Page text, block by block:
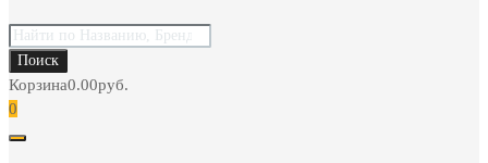
Поиск
товаров
Поиск
Корзина0.00руб.
0